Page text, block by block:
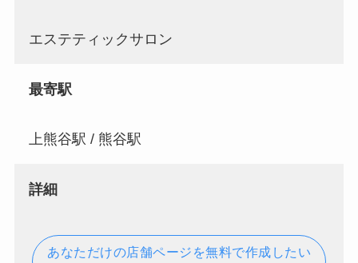
エステティックサロン
最寄駅
上熊谷駅 / 熊谷駅
詳細
あなただけの店舗ページを無料で作成したい